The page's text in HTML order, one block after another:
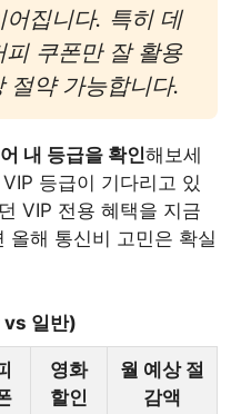
어집니다. 특히 데
쿠폰만 잘 활용
절약 가능합니다.
내 등급을 확인해보세
등급이 기다리고 있
VIP 전용 혜택을 지금
올해 통신비 고민은 확실
vs 일반)
영화
할인
월 예상 절
감액